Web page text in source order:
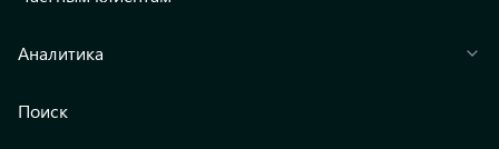
Аналитика
Поиск